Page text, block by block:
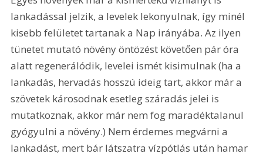
lankadással jelzik, a levelek lekonyulnak, így minél
kisebb felületet tartanak a Nap irányába. Az ilyen
tünetet mutató növény öntözést követően pár óra
alatt regenerálódik, levelei ismét kisimulnak (ha a
lankadás, hervadás hosszú ideig tart, akkor már a
szövetek károsodnak esetleg száradás jelei is
mutatkoznak, akkor már nem fog maradéktalanul
gyógyulni a növény.) Nem érdemes megvárni a
lankadást, mert bár látszatra vízpótlás után hamar